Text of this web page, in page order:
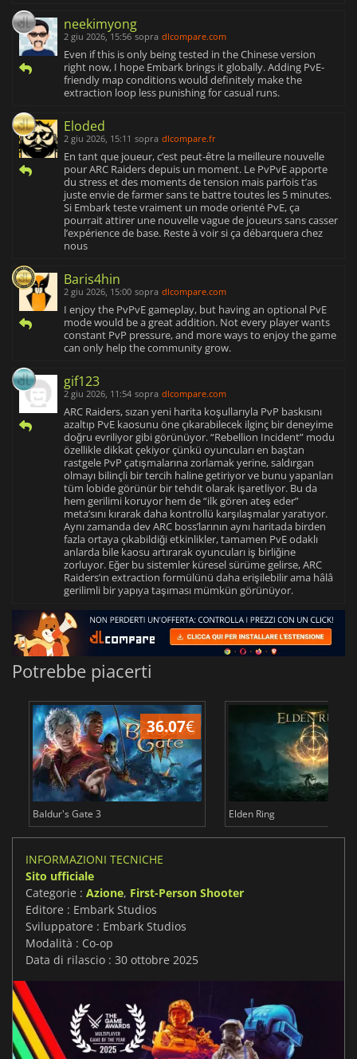
neekimyong
2 giu 2026, 15:56 sopra dlcompare.com
Even if this is only being tested in the Chinese version
right now, I hope Embark brings it globally. Adding PvE-
friendly map conditions would definitely make the
extraction loop less punishing for casual runs.
Eloded
2 giu 2026, 15:11 sopra dlcompare.fr
En tant que joueur, c’est peut-être la meilleure nouvelle
pour ARC Raiders depuis un moment. Le PvPvE apporte
du stress et des moments de tension mais parfois t’as
juste envie de farmer sans te battre toutes les 5 minutes.
Si Embark teste vraiment un mode orienté PvE, ça
pourrait attirer une nouvelle vague de joueurs sans casser
l’expérience de base. Reste à voir si ça débarquera chez
nous
Baris4hin
2 giu 2026, 15:00 sopra dlcompare.com
I enjoy the PvPvE gameplay, but having an optional PvE
mode would be a great addition. Not every player wants
constant PvP pressure, and more ways to enjoy the game
can only help the community grow.
gif123
2 giu 2026, 11:54 sopra dlcompare.com
ARC Raiders, sızan yeni harita koşullarıyla PvP baskısını
azaltıp PvE kaosunu öne çıkarabilecek ilginç bir deneyime
doğru evriliyor gibi görünüyor. “Rebellion Incident” modu
özellikle dikkat çekiyor çünkü oyuncuları en baştan
rastgele PvP çatışmalarına zorlamak yerine, saldırgan
olmayı bilinçli bir tercih haline getiriyor ve bunu yapanları
tüm lobide görünür bir tehdit olarak işaretliyor. Bu da
hem gerilimi koruyor hem de “ilk gören ateş eder”
meta’sını kırarak daha kontrollü karşılaşmalar yaratıyor.
Aynı zamanda dev ARC boss’larının aynı haritada birden
fazla ortaya çıkabildiği etkinlikler, tamamen PvE odaklı
anlarda bile kaosu artırarak oyuncuları iş birliğine
zorluyor. Eğer bu sistemler küresel sürüme gelirse, ARC
Raiders’ın extraction formülünü daha erişilebilir ama hâlâ
gerilimli bir yapıya taşıması mümkün görünüyor.
Potrebbe piacerti
36.07€
Baldur's Gate 3 Elden Ring
INFORMAZIONI TECNICHE
Sito ufficiale
Categorie : Azione, First-Person Shooter
Editore : Embark Studios
Sviluppatore : Embark Studios
Modalità : Co-op
Data di rilascio : 30 ottobre 2025